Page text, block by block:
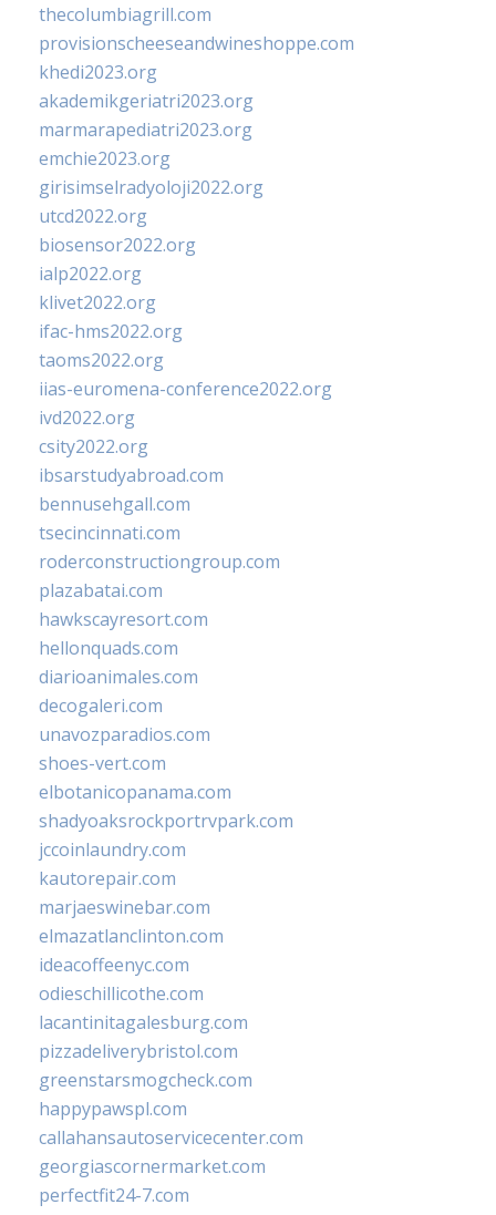
thecolumbiagrill.com
provisionscheeseandwineshoppe.com
khedi2023.org
akademikgeriatri2023.org
marmarapediatri2023.org
emchie2023.org
girisimselradyoloji2022.org
utcd2022.org
biosensor2022.org
ialp2022.org
klivet2022.org
ifac-hms2022.org
taoms2022.org
iias-euromena-conference2022.org
ivd2022.org
csity2022.org
ibsarstudyabroad.com
bennusehgall.com
tsecincinnati.com
roderconstructiongroup.com
plazabatai.com
hawkscayresort.com
hellonquads.com
diarioanimales.com
decogaleri.com
unavozparadios.com
shoes-vert.com
elbotanicopanama.com
shadyoaksrockportrvpark.com
jccoinlaundry.com
kautorepair.com
marjaeswinebar.com
elmazatlanclinton.com
ideacoffeenyc.com
odieschillicothe.com
lacantinitagalesburg.com
pizzadeliverybristol.com
greenstarsmogcheck.com
happypawspl.com
callahansautoservicecenter.com
georgiascornermarket.com
perfectfit24-7.com